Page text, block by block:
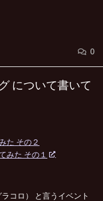
0
について書いて
た その２
みた その１
コロ） と言うイベント